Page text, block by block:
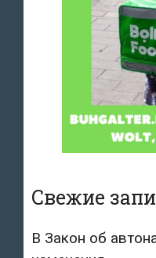
Свежие
В Закон об